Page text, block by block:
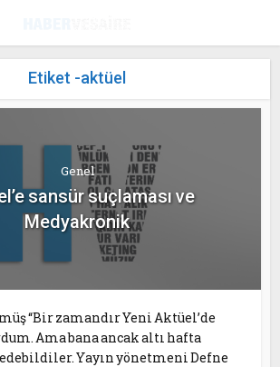
Etiket -aktüel
Genel
sansür suçlaması ve
Medyakronik
“Bir zamandır Yeni Aktüel’de
Ama bana ancak altı hafta
Yayın yönetmeni Defne